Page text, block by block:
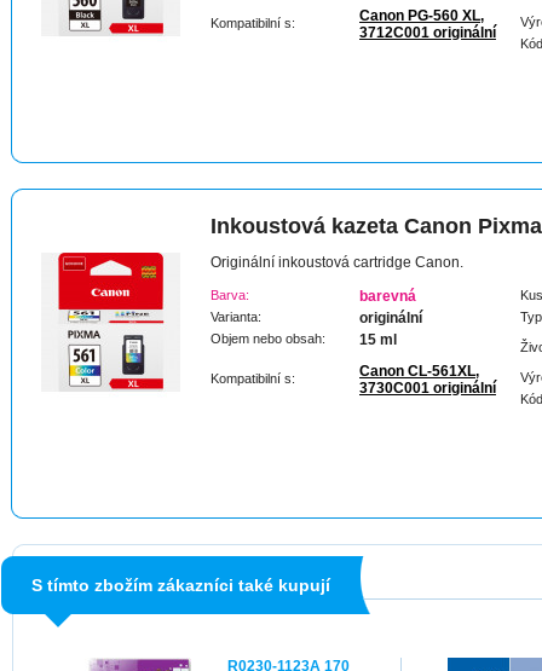
Kompatibilní s:
Canon PG-560 XL,
3712C001 originální
Inkoustová kazeta Canon
Originální inkoustová cartridge Canon.
Barva: barevná
Varianta: originální
Objem nebo obsah: 15 ml
Kompatibilní s:
Canon CL-561XL,
3730C001 originální
S tímto zbožím zákazníci také kupují
R0230-1123A 170